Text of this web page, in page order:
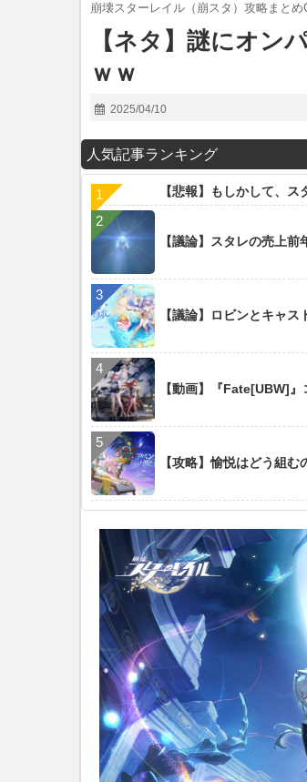
崩壊スターレイル（崩スタ）攻略まとめ
【ネタ】謎にオン
ｗｗ
2025/04/10
人気記事ランキング
【悲報】もしかして、
【議論】スタレの売上
【議論】ロビンとキャス
【動画】『Fate[UBW]
【攻略】愉悦はどう組む